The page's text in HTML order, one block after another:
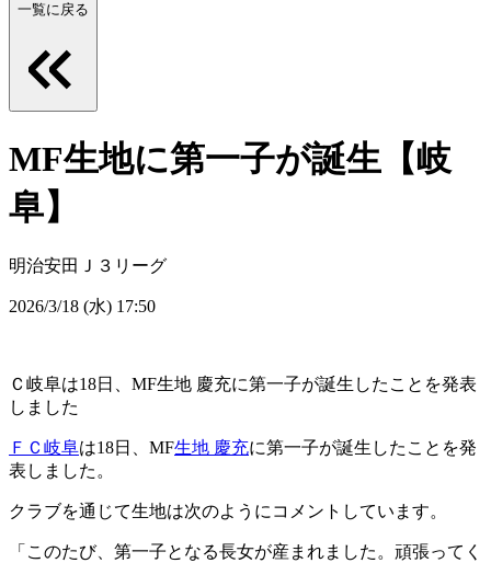
一覧に戻る
MF生地に第一子が誕生【岐
阜】
明治安田Ｊ３リーグ
2026/3/18 (水) 17:50
Ｃ岐阜は18日、MF生地 慶充に第一子が誕生したことを発表
しました
ＦＣ岐阜は18日、MF生地 慶充に第一子が誕生したことを発
表しました。
クラブを通じて生地は次のようにコメントしています。
「このたび、第一子となる長女が産まれました。頑張ってく